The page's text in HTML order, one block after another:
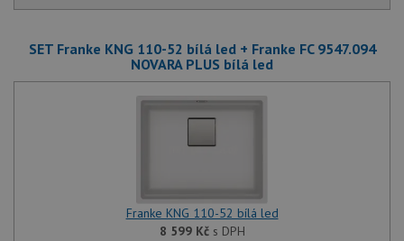
SET Franke KNG 110-52 bílá led + Franke FC 9547.094
NOVARA PLUS bílá led
Franke KNG 110-52 bílá led
8 599 Kčs DPH